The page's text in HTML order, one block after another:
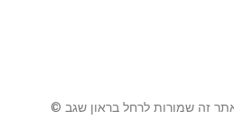
זה שמורות לרחל בראון שגב ©